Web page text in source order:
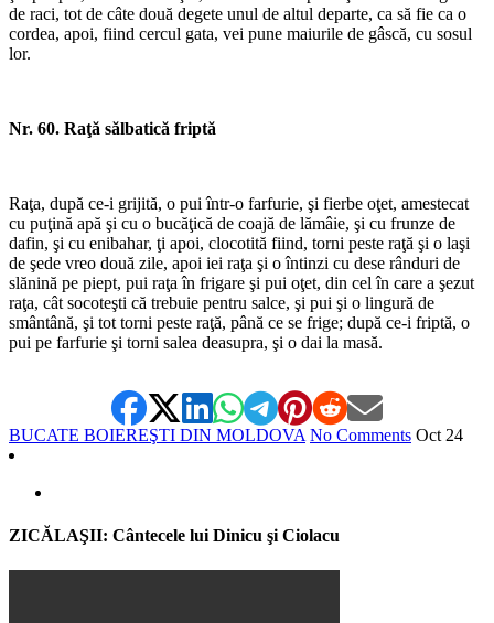
de raci, tot de câte două degete unul de altul departe, ca să fie ca o
cordea, apoi, fiind cercul gata, vei pune maiurile de gâscă, cu sosul
lor.
Nr. 60. Raţă sălbatică friptă
Raţa, după ce-i grijită, o pui într-o farfurie, şi fierbe oţet, amestecat
cu puţină apă şi cu o bucăţică de coajă de lămâie, şi cu frunze de
dafin, şi cu enibahar, ţi apoi, clocotită fiind, torni peste raţă şi o laşi
de şede vreo două zile, apoi iei raţa şi o întinzi cu dese rânduri de
slănină pe piept, pui raţa în frigare şi pui oţet, din cel în care a şezut
raţa, cât socoteşti că trebuie pentru salce, şi pui şi o lingură de
smântână, şi tot torni peste raţă, până ce se frige; după ce-i friptă, o
pui pe farfurie şi torni salea deasupra, şi o dai la masă.
BUCATE BOIEREŞTI DIN MOLDOVA No Comments Oct 24
ZICĂLAŞII: Cântecele lui Dinicu şi Ciolacu